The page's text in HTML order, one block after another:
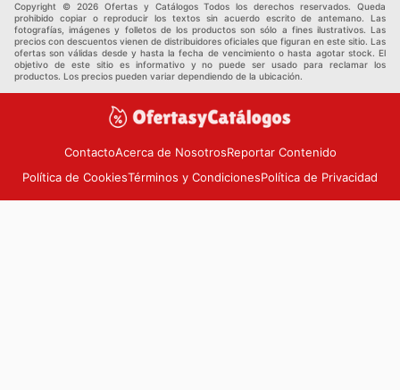
Copyright © 2026 Ofertas y Catálogos Todos los derechos reservados. Queda
prohibido copiar o reproducir los textos sin acuerdo escrito de antemano. Las
fotografías, imágenes y folletos de los productos son sólo a fines ilustrativos. Las
precios con descuentos vienen de distribuidores oficiales que figuran en este sitio. Las
ofertas son válidas desde y hasta la fecha de vencimiento o hasta agotar stock. El
objetivo de este sitio es informativo y no puede ser usado para reclamar los
productos. Los precios pueden variar dependiendo de la ubicación.
ContactoAcerca de NosotrosReportar Contenido
Política de CookiesTérminos y CondicionesPolítica de Privacidad